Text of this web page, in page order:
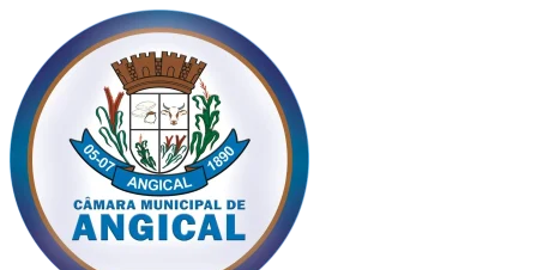
conteúdo